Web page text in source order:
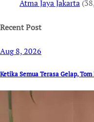
Atma Jaya Jakarta
Recent Post
Aug 8, 2026
Ketika Semua Terasa Gelap,